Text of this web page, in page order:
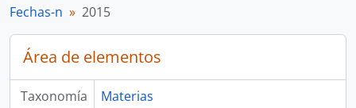
Fechas-n 2015
Área de elementos
Taxonomía
Materias